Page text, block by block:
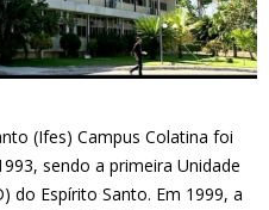
(Ifes) Campus Colatina foi
sendo a primeira Unidade
do Espírito Santo. Em 1999, a